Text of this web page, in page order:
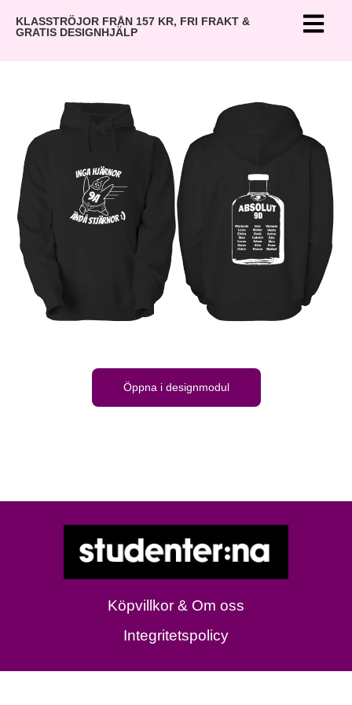
KLASSTRÖJOR FRÅN 157 KR, FRI FRAKT &
GRATIS DESIGNHJÄLP
Öppna i designmodul
Köpvillkor & Om oss
Integritetspolicy